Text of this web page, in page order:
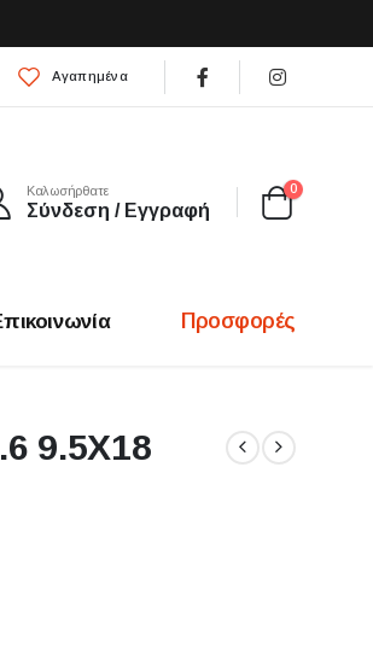
Αγαπημένα
Καλωσήρθατε
Σύνδεση / Εγγραφή
0
Προσφορές
9.5X18